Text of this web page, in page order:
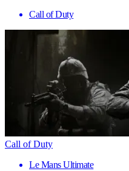
Call of Duty
Call of Duty
Le Mans Ultimate